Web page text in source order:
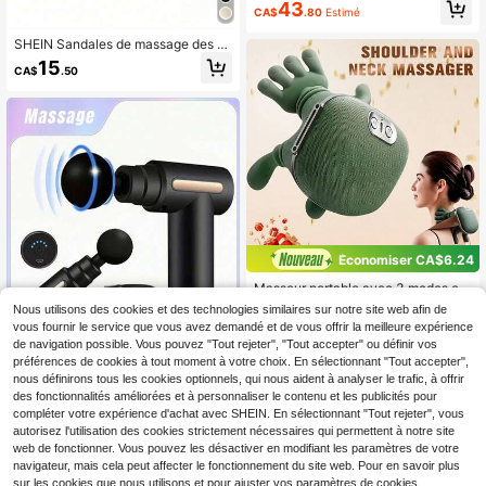
SHEIN Sandales de massage des p
oints d'acupression pour les pieds, s
andales de réflexologie thérapeutiq
upression des pieds, soulagement d
e la douleur de la voûte plantaire Sh
iatsu, convient aux hommes et aux f
emmes, cadeaux personnalisés pou
r les amis, cadeaux pour la fête des
mères, meilleurs cadeaux de la jour
CA$15.50
Masseur électrique rechargeable U
SB avec 4 têtes de massage, mass
eur pour les tissus profonds pour un
e utilisation à la maison et en voyag
CA$ 11
-30% Derniers 2 jours
ds rechargeable USB sans fil, conç
es bras - Idéal pour le bureau, la ma
ison et les voyages - Structure en p
lastique durable, confortable pour u
ne utilisation au bureau, conception
ergonomique, appareil fiable, outil d
omestique
CA$43.80 Estimé
Économiser CA$6.24
Masseur portable avec 3 modes et
2 réglages de température, convien
t pour le cou, les épaules, le dos et l
es jambes, masseur en plastique du
rable, rechargeable par USB, parfait
pour une utilisation au bureau, cade
au parfait pour les parents, masseur
électrique d'acupression
CA$37.36
-14% Derniers 2 jours
Nous utilisons des cookies et des technologies similaires sur notre site web afin de
vous fournir le service que vous avez demandé et de vous offrir la meilleure expérience
de navigation possible. Vous pouvez "Tout rejeter", "Tout accepter" ou définir vos
préférences de cookies à tout moment à votre choix. En sélectionnant "Tout accepter",
nous définirons tous les cookies optionnels, qui nous aident à analyser le trafic, à offrir
des fonctionnalités améliorées et à personnaliser le contenu et les publicités pour
compléter votre expérience d'achat avec SHEIN. En sélectionnant "Tout rejeter", vous
autorisez l'utilisation des cookies strictement nécessaires qui permettent à notre site
web de fonctionner. Vous pouvez les désactiver en modifiant les paramètres de votre
navigateur, mais cela peut affecter le fonctionnement du site web. Pour en savoir plus
sur les cookies que nous utilisons et pour ajuster vos paramètres de cookies